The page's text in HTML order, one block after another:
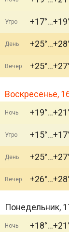
Утро +17°
День +25°
Вечер +25°
Воскресенье,
Ночь +19°
Утро +15°
День +25°
Вечер +26°
Понедельник,
Ночь +18°